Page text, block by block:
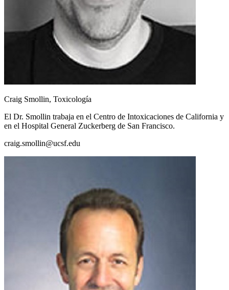
Craig Smollin, Toxicología
El Dr. Smollin trabaja en el Centro de Intoxicaciones de California y
en el Hospital General Zuckerberg de San Francisco.
craig.smollin@ucsf.edu